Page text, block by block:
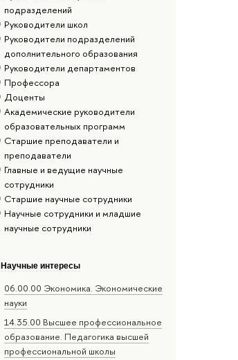
подразделений
Руководители школ
Руководители подразделений
дополнительного образования
Руководители департаментов
Профессора
Доценты
Академические руководители
образовательных программ
Старшие преподаватели и
преподаватели
Главные и ведущие научные
сотрудники
Старшие научные сотрудники
Научные сотрудники и младшие
научные сотрудники
Научные интересы
06.00.00 Экономика. Экономические
науки
14.35.00 Высшее профессиональное
образование. Педагогика высшей
профессиональной школы